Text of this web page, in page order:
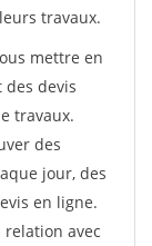
travaux.
mettre en
devis
travaux.
des
jour, des
en ligne.
avec